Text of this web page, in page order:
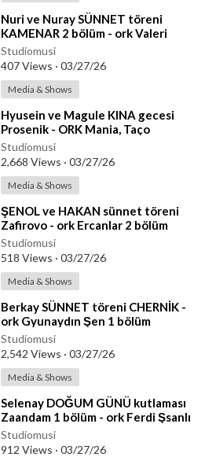
⁣Nuri ve Nuray SÜNNET töreni
KAMENAR 2 bölüm - ork Valeri
bend
Studiomusi
407 Views · 03/27/26
Media & Shows
⁣Hyusein ve Magule KINA gecesi
Prosenik - ORK Mania, Taço
Mehmedov , Demir Rusnak
Studiomusi
2,668 Views · 03/27/26
Media & Shows
⁣ŞENOL ve HAKAN sünnet töreni
Zafirovo - ork Ercanlar 2 bölüm
Studiomusi
518 Views · 03/27/26
Media & Shows
⁣Berkay SÜNNET töreni CHERNİK -
ork Gyunaydın Şen 1 bölüm
Studiomusi
2,542 Views · 03/27/26
Media & Shows
⁣Selenay DOĞUM GÜNÜ kutlaması
Zaandam 1 bölüm - ork Ferdi Şsanlı
Studiomusi
912 Views · 03/27/26